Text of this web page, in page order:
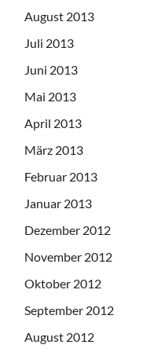
August 2013
Juli 2013
Juni 2013
Mai 2013
April 2013
März 2013
Februar 2013
Januar 2013
Dezember 2012
November 2012
Oktober 2012
September 2012
August 2012